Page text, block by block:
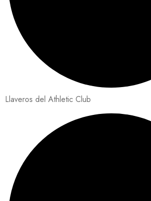
Llaveros del Athletic Club